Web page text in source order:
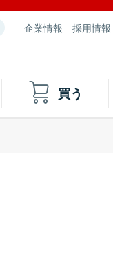
企業情報 採用情報
買う